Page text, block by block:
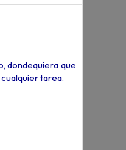
dondequiera que
tarea.